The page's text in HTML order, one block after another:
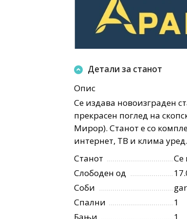
Детали за станот
Опис
Се издава новоизграден
прекрасен поглед на
Мирор). Станот е со
интернет, ТВ и клима уред.
Станот
Се
Слободен од
Соби
Спални
1
Бањи
1